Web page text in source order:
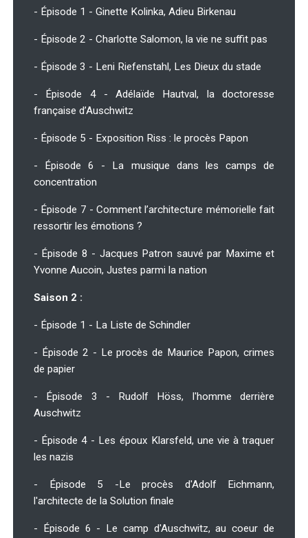
- Épisode 1 - Ginette Kolinka, Adieu Birkenau
- Épisode 2 - Charlotte Salomon, la vie ne suffit pas
- Épisode 3 - Leni Riefenstahl, Les Dieux du stade
- Épisode 4 - Adélaïde Hautval, la doctoresse
française d’Auschwitz
- Épisode 5 - Exposition Riss : le procès Papon
- Épisode 6 - La musique dans les camps de
concentration
- Épisode 7 - Comment l’architecture mémorielle fait
ressortir les émotions ?
- Épisode 8 - Jacques Patron sauvé par Maxime et
Yvonne Aucoin, Justes parmi la nation
Saison 2 :
- Épisode 1 - La Liste de Schindler
- Épisode 2 - Le procès de Maurice Papon, crimes
de papier
- Épisode 3 - Rudolf Höss, l'homme derrière
Auschwitz
- Épisode 4 - Les époux Klarsfeld, une vie à traquer
les nazis
- Épisode 5 -Le procès d'Adolf Eichmann,
l'architecte de la Solution finale
- Épisode 6 - Le camp d'Auschwitz, au coeur de